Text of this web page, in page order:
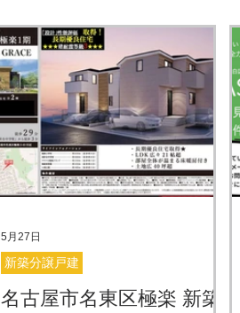
名古屋市名東区極楽 新築
新築分譲戸建
5月27日